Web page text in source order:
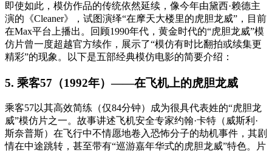
即使如此，模仿作品的传统依然延续，像今年由黛西·赖德主
演的《Cleaner》，试图演绎“在摩天大楼里的虎胆龙威”，目前
在Max平台上播出。回顾1990年代，黄金时代的“虎胆龙威”模
仿片曾一度超越官方续作，展示了“模仿有时比翻拍或续集更
精彩”的现象。以下是五部经典模仿电影的简要介绍：
5. 乘客57（1992年）——在飞机上的虎胆龙威
乘客57以其高效简练（仅84分钟）成为很具代表姓的“虎胆龙
威”模仿片之一。故事讲述飞机安全专家约翰·卡特（威斯利·
斯奈普斯）在飞行中不情愿地卷入恐怖分子的劫机事件，其剧
情在中途跳转，甚至带有“巡游嘉年华式的虎胆龙威”特色。片